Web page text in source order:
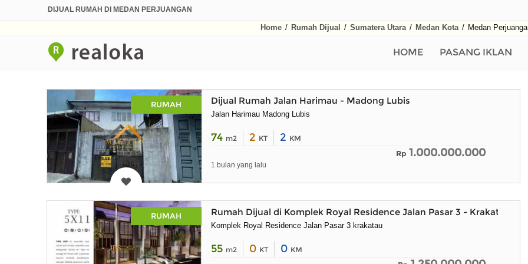
DIJUAL RUMAH DI MEDAN PERJUANGAN
Home / Rumah Dijual / Sumatera Utara / Medan Kota / Medan
HOME PASANG IKLAN
RUMAH Dijual Rumah Jalan Harimau - Madong Lubis
Jalan Harimau Madong Lubis
74 m2 2 KT 2 KM
Rp 1.000.000.000
1 bulan yang lalu
RUMAH Rumah Dijual di Komplek Royal Residence Jalan Pasar 3 - Krakatau
Komplek Royal Residence Jalan Pasar 3 krakatau
55 m2 0 KT 0 KM